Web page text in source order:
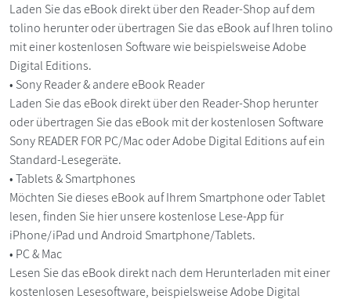
Laden Sie das eBook direkt über den Reader-Shop auf dem
tolino herunter oder übertragen Sie das eBook auf Ihren tolino
mit einer kostenlosen Software wie beispielsweise Adobe
Digital Editions.
• Sony Reader & andere eBook Reader
Laden Sie das eBook direkt über den Reader-Shop herunter
oder übertragen Sie das eBook mit der kostenlosen Software
Sony READER FOR PC/Mac oder Adobe Digital Editions auf ein
Standard-Lesegeräte.
• Tablets & Smartphones
Möchten Sie dieses eBook auf Ihrem Smartphone oder Tablet
lesen, finden Sie hier unsere kostenlose Lese-App für
iPhone/iPad und Android Smartphone/Tablets.
• PC & Mac
Lesen Sie das eBook direkt nach dem Herunterladen mit einer
kostenlosen Lesesoftware, beispielsweise Adobe Digital